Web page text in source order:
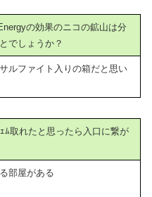
の効果のニコの鉱山は分
でしょうか？
ルファイト入りの箱だと思い
ﾑ取れたと思ったら入口に繋が
部屋がある